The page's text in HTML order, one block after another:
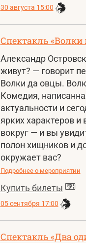
30 августа 15:00
Спектакль «Волки
Александр
живут? — говорит
Волки да овцы.
Комедия,
актуальности и
ярких характеров
вокруг — и вы
полон хищников и
окружает вас?
Подробнее о мероприятии
Купить билеты
05 сентября 17:00
Спектакль «Два